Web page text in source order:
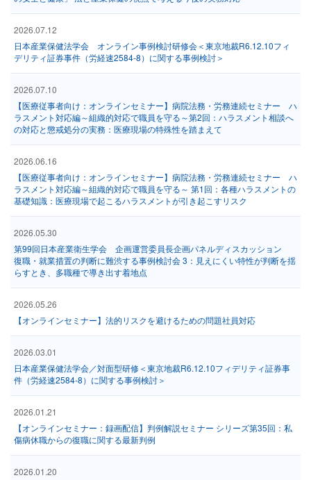
2026.07.12
日本産業保健法学会 オンライン事例検討研修会＜東京地裁R6.12.10フィ
デリティ証券事件（労経速2584-8）に関する事例検討＞
2026.07.10
【医療従事者向け：オンラインセミナー】病院法務・労務連続セミナー ハ
ラスメント対応編～組織的対応で職員を守る～第2回：ハラスメント相談へ
の対応と懲戒処分の実務：医療現場の特殊性を踏まえて
2026.06.16
【医療従事者向け：オンラインセミナー】病院法務・労務連続セミナー ハ
ラスメント対応編～組織的対応で職員を守る～ 第1回：各種ハラスメントの
基礎知識：医療現場で起こるハラスメントが引き起こすリスク
2026.05.30
第99回日本産業衛生学会 企画運営委員長企画パネルディスカッション
復職・就業措置の判断に難渋する事例検討会 3：見えにくい特性が判断を揺
らすとき、多職種で導き出す着地点
2026.05.26
【オンラインセミナー】法的リスクを避けるための問題社員対応
2026.03.01
日本産業保健法学会／対面型研修＜東京地裁R6.12.10フィデリティ証券事
件（労経速2584-8）に関する事例検討＞
2026.01.21
【オンラインセミナー：録画配信】判例解説セミナー シリーズ第35回：私
傷病休職からの復職に関する最新判例
2026.01.20